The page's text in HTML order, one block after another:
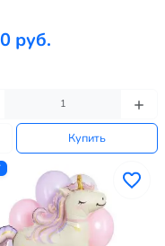
руб.
Купить